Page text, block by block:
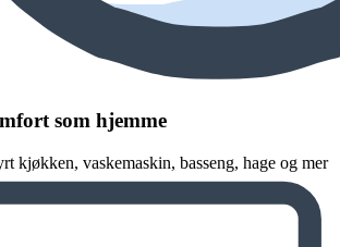
som hjemme
kjøkken, vaskemaskin, basseng, hage og mer